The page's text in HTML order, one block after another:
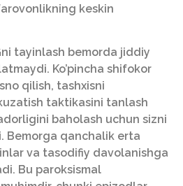
keskin
tayinlash bemorda jiddiy
Ko’pincha shifokor
qilish, tashxisni
taktikasini tanlash
baholash uchun sizni
Bemorga qanchalik erta
va tasodifiy davolanishga
Bu paroksismal